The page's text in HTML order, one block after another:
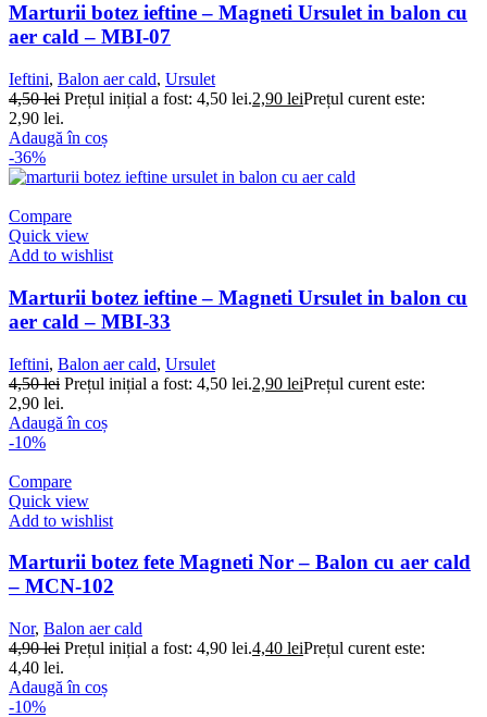
Marturii botez ieftine – Magneti Ursulet in balon cu
aer cald – MBI-07
Ieftini, Balon aer cald, Ursulet
4,50lei Prețul inițial a fost: 4,50 lei.2,90 leiPrețul curent este:
2,90 lei.
Adaugă în coș
-36%
Compare
Quick view
Add to wishlist
Marturii botez ieftine – Magneti Ursulet in balon cu
aer cald – MBI-33
Ieftini, Balon aer cald, Ursulet
4,50lei Prețul inițial a fost: 4,50 lei.2,90 leiPrețul curent este:
2,90 lei.
Adaugă în coș
-10%
Compare
Quick view
Add to wishlist
Marturii botez fete Magneti Nor – Balon cu aer cald
– MCN-102
Nor, Balon aer cald
4,90lei Prețul inițial a fost: 4,90 lei.4,40 leiPrețul curent este:
4,40 lei.
Adaugă în coș
-10%